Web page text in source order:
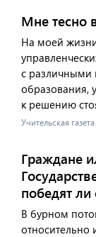
Мне тесно
На моей
с различными
образования,
к решению
Учительская
Граждане
победят
В бурном
относительно